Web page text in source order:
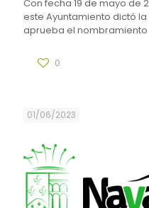
Con fecha 19 de mayo de
este Ayuntamiento dictó la
aprueba el
0
01/06/2023